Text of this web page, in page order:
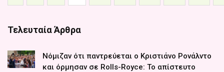
Τελευταία Άρθρα
Νόμιζαν ότι παντρεύεται ο Κριστιάνο Ρονάλντο
και όρμησαν σε Rolls-Royce: Το απίστευτο